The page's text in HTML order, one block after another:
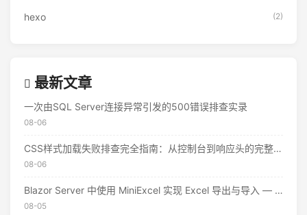
hexo (2)
最新文章
一次由SQL Server连接异常引发的500错误排查实录
08-06
CSS样式加载失败排查完全指南：从控制台到响应头的完整思路
08-06
Blazor Server 中使用 MiniExcel 实现 Excel 导出与导入 — 实战教程
08-05